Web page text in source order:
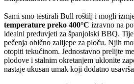
Sami smo testirali Bull roštilj i mogli
temperature preko 400°C izravno na
idealni preduvjeti za španjolski BBQ.
pečenja obično zalijepe za ploču. Njih
otopiti tekućinom. Jednostavno prelijte
plodove i stalnim okretanjem uklonite
nastaje ukusan umak koji dodatno